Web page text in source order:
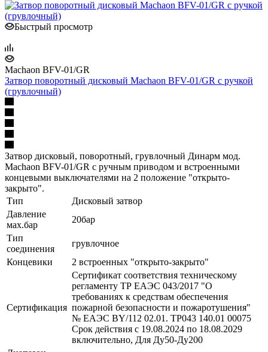
Быстрый просмотр
Machaon BFV-01/GR
Затвор поворотный дисковый Machaon BFV-01/GR с ручкой
(грувлочный)
Затвор дисковый, поворотный, грувлочный Динарм мод.
Machaon BFV-01/GR с ручным приводом и встроенными
концевыми выключателями на 2 положение "открыто-
закрыто".
Тип
Дисковый затвор
Давление
мах.бар
20бар
Тип
соединения
грувлочное
Концевики
2 встроенных "открыто-закрыто"
Сертификация
Сертификат соответствия техническому
регламенту ТР ЕАЭС 043/2017 "О
требованиях к средствам обеспечения
пожарной безопасности и пожаротушения"
№ ЕАЭС BY/112 02.01. ТР043 140.01 00075
Срок действия с 19.08.2024 по 18.08.2029
включительно, Для Ду50-Ду200